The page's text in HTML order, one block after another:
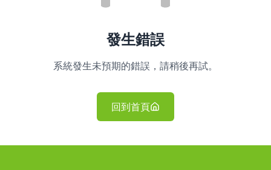
發生錯誤
系統發生未預期的錯誤，請稍後再試。
回到首頁